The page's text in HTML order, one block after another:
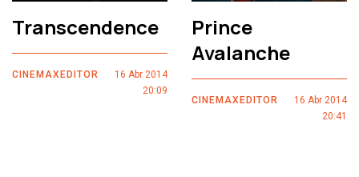
Transcendence
CINEMAXEDITOR
16 Abr 2014
20:09
Prince
Avalanche
CINEMAXEDITOR
16 Abr 2014
20:41